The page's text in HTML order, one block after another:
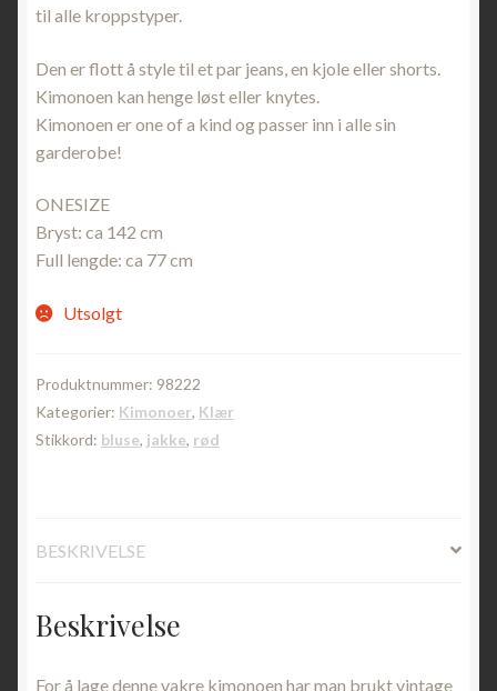
til alle kroppstyper.
Den er flott å style til et par jeans, en kjole eller shorts.
Kimonoen kan henge løst eller knytes.
Kimonoen er one of a kind og passer inn i alle sin
garderobe!
ONESIZE
Bryst: ca 142 cm
Full lengde: ca 77 cm
Utsolgt
Produktnummer: 98222
Kategorier: Kimonoer, Klær
Stikkord: bluse, jakke, rød
BESKRIVELSE
Beskrivelse
For å lage denne vakre kimonoen har man brukt vintage